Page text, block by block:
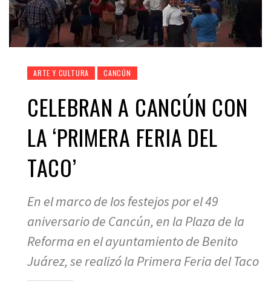
ARTE Y CULTURA CANCÚN
CELEBRAN A CANCÚN CON
LA ‘PRIMERA FERIA DEL
TACO’
En el marco de los festejos por el 49
aniversario de Cancún, en la Plaza de la
Reforma en el ayuntamiento de Benito
Juárez, se realizó la Primera Feria del Taco